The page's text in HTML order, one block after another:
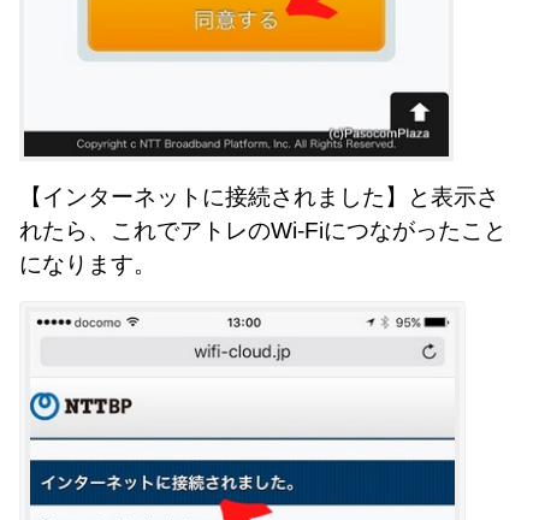
【インターネットに接続されました】と表示さ
れたら、これでアトレのWi-Fiにつながったこと
になります。